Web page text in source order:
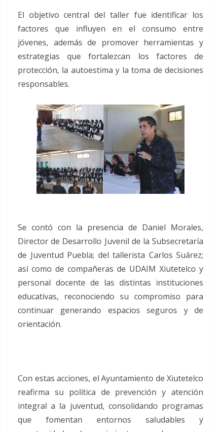
El objetivo central del taller fue identificar los
factores que influyen en el consumo entre
jóvenes, además de promover herramientas y
estrategias que fortalezcan los factores de
protección, la autoestima y la toma de decisiones
responsables.
Se contó con la presencia de Daniel Morales,
Director de Desarrollo Juvenil de la Subsecretaría
de Juventud Puebla; del tallerista Carlos Suárez;
así como de compañeras de UDAIM Xiutetelco y
personal docente de las distintas instituciones
educativas, reconociendo su compromiso para
continuar generando espacios seguros y de
orientación.
Con estas acciones, el Ayuntamiento de Xiutetelco
reafirma su política de prevención y atención
integral a la juventud, consolidando programas
que fomentan entornos saludables y